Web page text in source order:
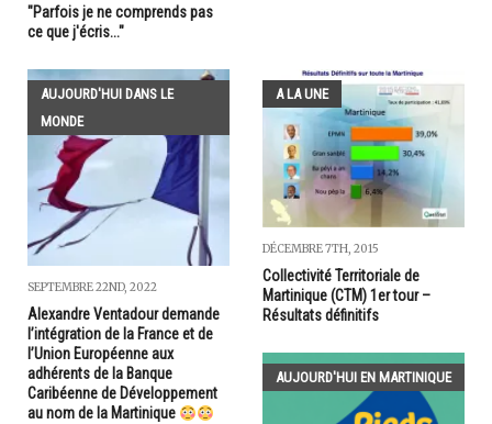
"Parfois je ne comprends pas
ce que j'écris..."
AUJOURD'HUI DANS LE
MONDE
SEPTEMBRE 22ND, 2022
Alexandre Ventadour demande
l’intégration de la France et de
l’Union Européenne aux
adhérents de la Banque
Caribéenne de Développement
au nom de la Martinique
A LA UNE
DÉCEMBRE 7TH, 2015
Collectivité Territoriale de
Martinique (CTM) 1er tour –
Résultats définitifs
AUJOURD'HUI EN MARTINIQUE